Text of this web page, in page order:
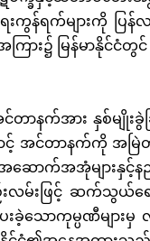
းကွန်ရက်များကို
း၌ မြန်မာနိုင်ငံတွ
နက်အား နှစ်မျိုး
ာင့် အင်တာနက်ကို အ
ောက်အအုံများနှင့်န
လမ်းဖြင့် ဆက်သွယ်
ခဲ့သောကုမ္ပဏီမျာ